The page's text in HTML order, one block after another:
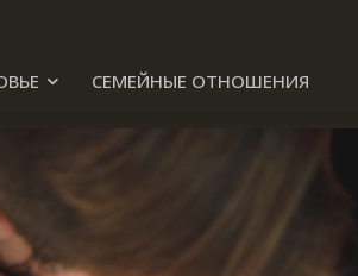
СЕМЕЙНЫЕ ОТНОШЕНИЯ